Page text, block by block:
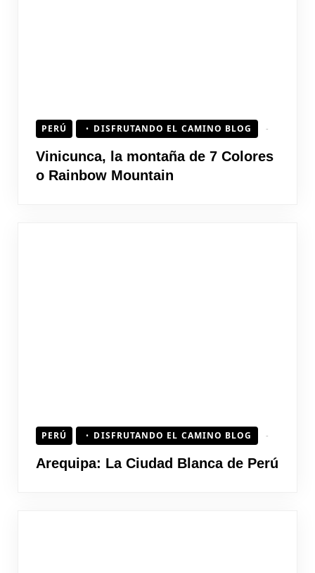
PERÚ DISFRUTANDO EL CAMINO BLOG
Vinicunca, la montaña de 7 Colores
o Rainbow Mountain
PERÚ DISFRUTANDO EL CAMINO BLOG
Arequipa: La Ciudad Blanca de Perú